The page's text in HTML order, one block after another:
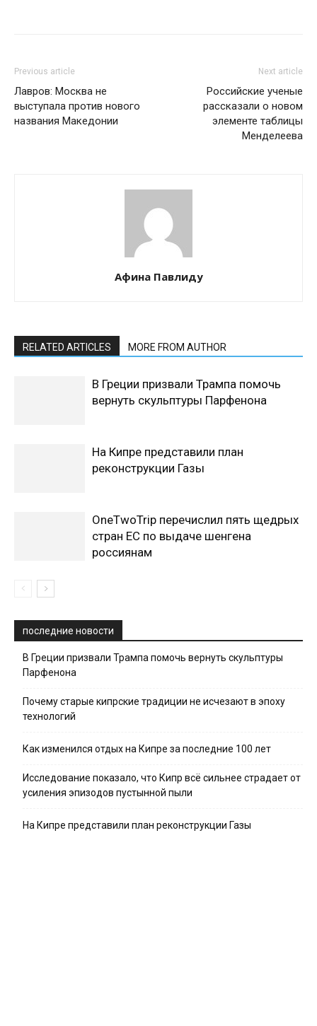
Previous article
Лавров: Москва не
выступала против нового
названия Македонии
Next article
Российские ученые
рассказали о новом
элементе таблицы
Менделеева
Афина Павлиду
RELATED ARTICLES MORE FROM AUTHOR
В Греции призвали Трампа помочь
вернуть скульптуры Парфенона
На Кипре представили план
реконструкции Газы
OneTwoTrip перечислил пять щедрых
стран ЕС по выдаче шенгена
россиянам
последние новости
В Греции призвали Трампа помочь вернуть скульптуры
Парфенона
Почему старые кипрские традиции не исчезают в эпоху
технологий
Как изменился отдых на Кипре за последние 100 лет
Исследование показало, что Кипр всё сильнее страдает от
усиления эпизодов пустынной пыли
На Кипре представили план реконструкции Газы